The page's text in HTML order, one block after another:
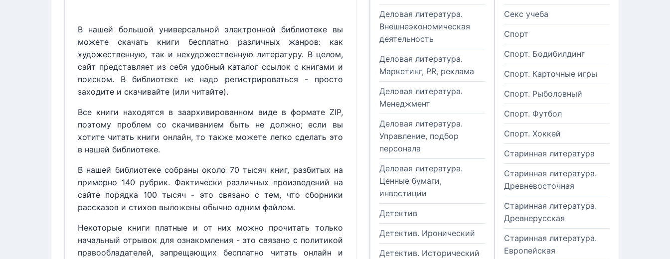
В нашей большой универсальной электронной библиотеке вы
можете скачать книги бесплатно различных жанров: как
художественную, так и нехудожественную литературу. В целом,
сайт представляет из себя удобный каталог ссылок с книгами и
поиском. В библиотеке не надо регистрироваться - просто
заходите и скачивайте (или читайте).
Все книги находятся в заархивированном виде в формате ZIP,
поэтому проблем со скачиванием быть не должно; если вы
хотите читать книги онлайн, то также можете легко сделать это
в нашей библиотеке.
В нашей библиотеке собраны около 70 тысяч книг, разбитых на
примерно 140 рубрик. Фактически различных произведений на
сайте порядка 100 тысяч - это связано с тем, что сборники
рассказов и стихов выложены обычно одним файлом.
Некоторые книги платные и от них можно прочитать только
начальный отрывок для ознакомления - это связано с политикой
правообладателей, запрещающих бесплатно читать онлайн и
Деловая литература.
Внешнеэкономическая
деятельность
Деловая литература.
Маркетинг, PR, реклама
Деловая литература.
Менеджмент
Деловая литература.
Управление, подбор
персонала
Деловая литература.
Ценные бумаги,
инвестиции
Детектив
Детектив. Иронический
Детектив. Исторический
Секс учеба
Спорт
Спорт. Бодибилдинг
Спорт. Карточные игры
Спорт. Рыболовный
Спорт. Футбол
Спорт. Хоккей
Старинная литература
Старинная литература.
Древневосточная
Старинная литература.
Древнерусская
Старинная литература.
Европейская